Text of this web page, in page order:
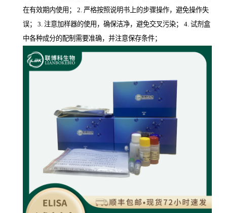
在有效期内使用； 2. 严格按照说明书上的步骤操作，避免操作失
误； 3. 注意加样器的使用，确保洁净，避免交叉污染； 4. 试剂盒
中各种成分的配制需要准确，并注意保存条件；